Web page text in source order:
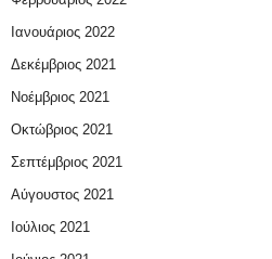
Ιανουάριος 2022
Δεκέμβριος 2021
Νοέμβριος 2021
Οκτώβριος 2021
Σεπτέμβριος 2021
Αύγουστος 2021
Ιούλιος 2021